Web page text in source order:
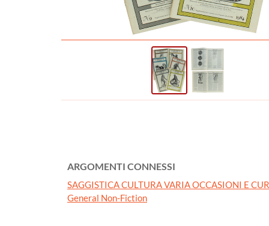
ARGOMENTI CONNESSI
SAGGISTICA CULTURA VARIA OCCASIONI E
General Non-Fiction